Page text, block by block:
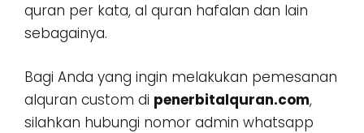
quran per kata, al quran hafalan dan lain
sebagainya.
Bagi Anda yang ingin melakukan pemesanan
alquran custom di penerbitalquran.com,
silahkan hubungi nomor admin whatsapp